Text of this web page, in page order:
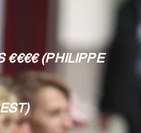
€€€€ (PHILIPPE